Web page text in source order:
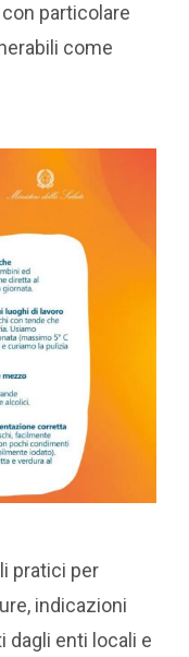
particolare
come
pratici per
indicazioni
dagli enti locali e